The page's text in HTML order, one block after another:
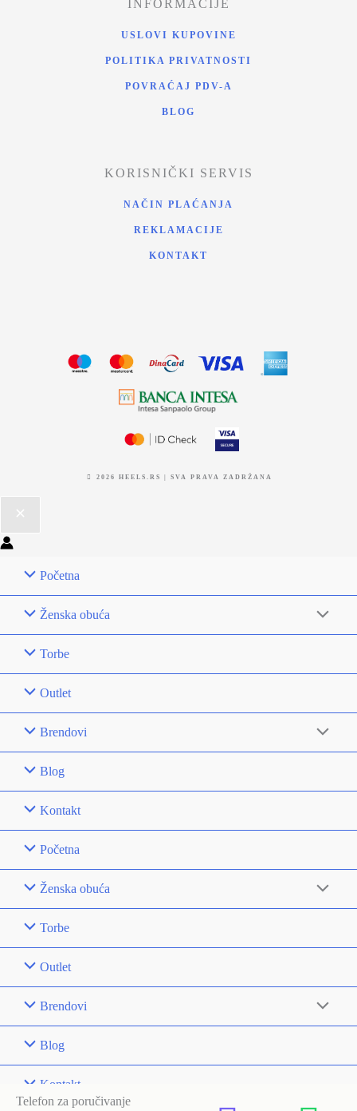
INFORMACIJE
USLOVI KUPOVINE
POLITIKA PRIVATNOSTI
POVRAĆAJ PDV-A
BLOG
KORISNIČKI SERVIS
NAČIN PLAĆANJA
REKLAMACIJE
KONTAKT
2026 HEELS.RS | SVA PRAVA ZADRŽANA
Početna
Ženska obuća
Torbe
Outlet
Brendovi
Blog
Kontakt
Početna
Ženska obuća
Torbe
Outlet
Brendovi
Blog
Kontakt
Telefon za poručivanje